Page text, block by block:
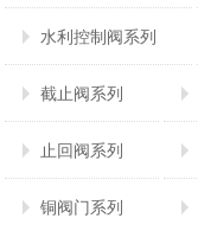
水利控制阀系列
截止阀系列
止回阀系列
铜阀门系列